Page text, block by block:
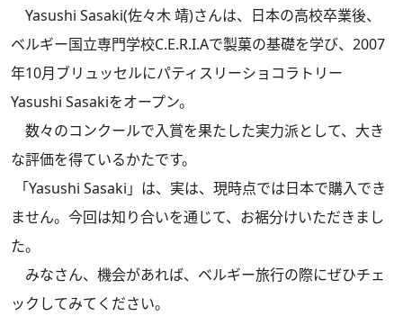
Yasushi Sasaki(佐々木 靖)さんは、日本の高校卒業後、
ベルギー国立専門学校C.E.R.I.Aで製菓の基礎を学び、2007
年10月ブリュッセルにパティスリーショコラトリー
Yasushi Sasakiをオープン。
数々のコンクールで入賞を果たした実力派として、大き
な評価を得ているかたです。
「Yasushi Sasaki」は、実は、現時点では日本で購入でき
ません。今回は知り合いを通じて、お裾分けいただきまし
た。
みなさん、機会があれば、ベルギー旅行の際にぜひチェ
ックしてみてください。